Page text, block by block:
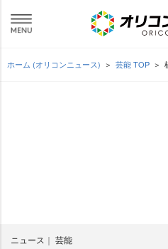
ホーム (オリコンニュース) 芸能 TOP
ニュース 芸能